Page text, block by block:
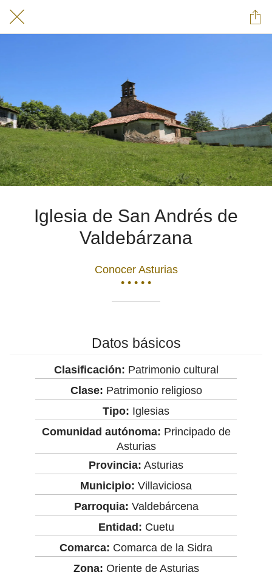
Iglesia de San Andrés de
Valdebárzana
Conocer Asturias
• • • • •
Datos básicos
Clasificación: Patrimonio cultural
Clase: Patrimonio religioso
Tipo: Iglesias
Comunidad autónoma: Principado de
Asturias
Provincia: Asturias
Municipio: Villaviciosa
Parroquia: Valdebárcena
Entidad: Cuetu
Comarca: Comarca de la Sidra
Zona: Oriente de Asturias